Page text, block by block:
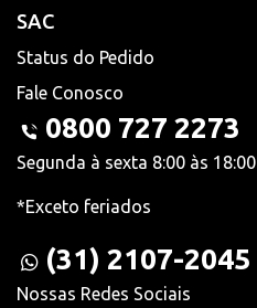
SAC
Status do Pedido
Fale Conosco
0800 727 2273
Segunda à sexta 8:00 às 18:00
*Exceto feriados
(31) 2107-2045
Nossas Redes Sociais